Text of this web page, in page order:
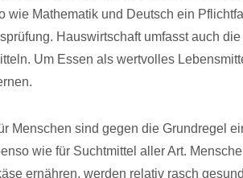
wie Mathematik und Deutsch ein
Hauswirtschaft umfasst auch
Um Essen als wertvolles
Menschen sind gegen die Grundregel
wie für Suchtmittel aller Art.
ernähren, werden relativ rasch